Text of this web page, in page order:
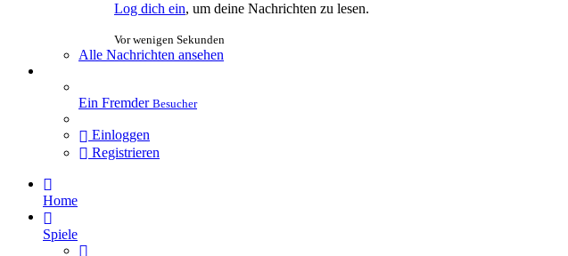
Log dich ein, um deine Nachrichten zu lesen.
Vor wenigen Sekunden
Alle Nachrichten ansehen
Ein Fremder Besucher
Einloggen
Registrieren
Home
Spiele